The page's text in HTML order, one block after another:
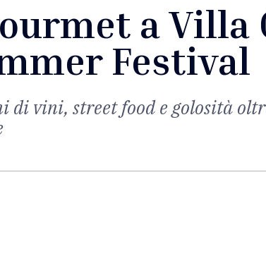
a Villa
Festival
di vini, street food e golosità